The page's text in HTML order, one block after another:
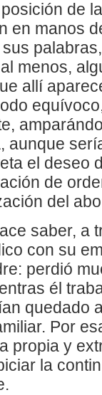
de
en manos
menos,
allí
aunque
el deseo
de
del
saber, a
con su
perdió
él
quedado
Por
propia y
la